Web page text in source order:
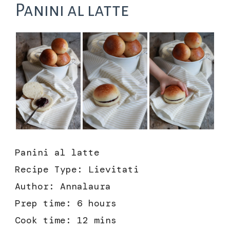
Panini al latte
Panini al latte
Recipe Type : Lievitati
Author: Annalaura
Prep time: 6 hours
Cook time: 12 mins